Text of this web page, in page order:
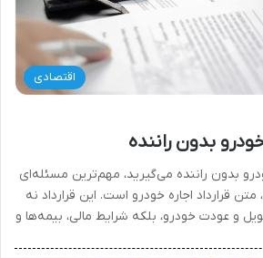
اقتصادی
بدون راننده
بدون راننده می‌گیرید، مهم‌ترین مسئله‌ای
قرارداد اجاره خودرو است. این قرارداد نه
و عودت خودرو، بلکه شرایط مالی، بیمه‌ها و